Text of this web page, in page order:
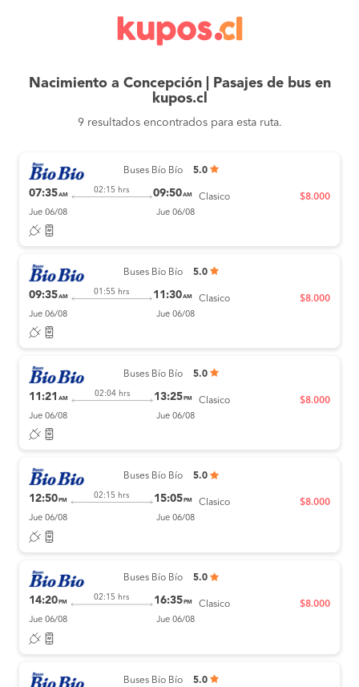
Nacimiento a Concepción | Pasajes de bus en
kupos.cl
9 resultados encontrados para esta ruta.
Buses Bío Bío 5.0
07:35AM
02:15 hrs 09:50AM
Jue 06/08 Jue 06/08
Clasico $8.000
Buses Bío Bío 5.0
09:35AM
01:55 hrs 11:30AM
Jue 06/08 Jue 06/08
Clasico $8.000
Buses Bío Bío 5.0
11:21 AM
02:04 hrs 13:25 PM
Jue 06/08 Jue 06/08
Clasico $8.000
Buses Bío Bío 5.0
12:50 PM
02:15 hrs 15:05 PM
Jue 06/08 Jue 06/08
Clasico $8.000
Buses Bío Bío 5.0
14:20 PM
02:15 hrs 16:35 PM
Jue 06/08 Jue 06/08
Clasico $8.000
Buses Bío Bío 5.0